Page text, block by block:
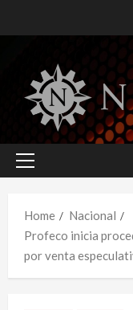
to
Primary
Home
Nacional
Profeco inicia
por venta